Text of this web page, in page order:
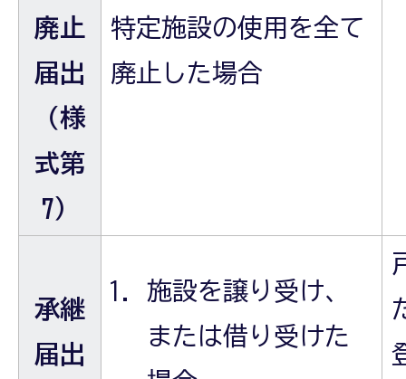
廃止
届出
（様
式第
7）
特定施設の使用を全て
廃止した場合
承継
届出
施設を譲り受け、
または借り受けた